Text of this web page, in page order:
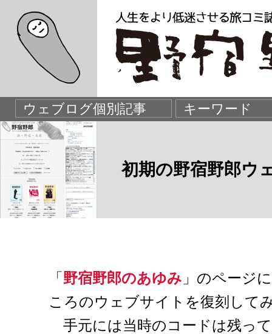
初期の野宿野郎ウ
「 野宿野郎のあゆみ 」のページ
ころのウェブサイトを復刻して
手元には当時のコードは残っ